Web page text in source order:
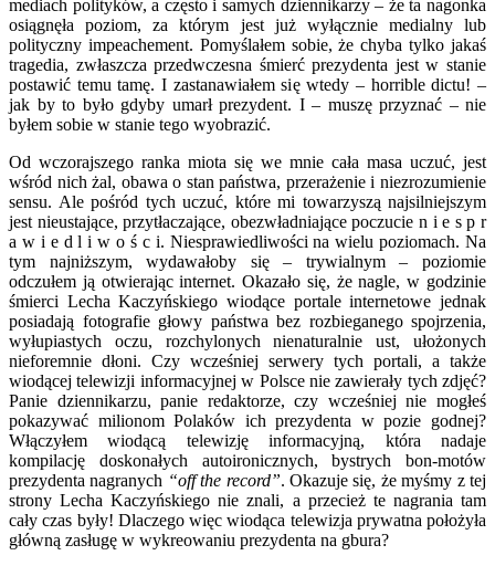
mediach polityków, a często i samych dziennikarzy – że ta nagonka
osiągnęła poziom, za którym jest już wyłącznie medialny lub
polityczny impeachement. Pomyślałem sobie, że chyba tylko jakaś
tragedia, zwłaszcza przedwczesna śmierć prezydenta jest w stanie
postawić temu tamę. I zastanawiałem się wtedy – horrible dictu! –
jak by to było gdyby umarł prezydent. I – muszę przyznać – nie
byłem sobie w stanie tego wyobrazić.
Od wczorajszego ranka miota się we mnie cała masa uczuć, jest
wśród nich żal, obawa o stan państwa, przerażenie i niezrozumienie
sensu. Ale pośród tych uczuć, które mi towarzyszą najsilniejszym
jest nieustające, przytłaczające, obezwładniające poczucie n i e s p r
a w i e d l i w o ś c i. Niesprawiedliwości na wielu poziomach. Na
tym najniższym, wydawałoby się – trywialnym – poziomie
odczułem ją otwierając internet. Okazało się, że nagle, w godzinie
śmierci Lecha Kaczyńskiego wiodące portale internetowe jednak
posiadają fotografie głowy państwa bez rozbieganego spojrzenia,
wyłupiastych oczu, rozchylonych nienaturalnie ust, ułożonych
nieforemnie dłoni. Czy wcześniej serwery tych portali, a także
wiodącej telewizji informacyjnej w Polsce nie zawierały tych zdjęć?
Panie dziennikarzu, panie redaktorze, czy wcześniej nie mogłeś
pokazywać milionom Polaków ich prezydenta w pozie godnej?
Włączyłem wiodącą telewizję informacyjną, która nadaje
kompilację doskonałych autoironicznych, bystrych bon-motów
prezydenta nagranych “off the record”. Okazuje się, że myśmy z tej
strony Lecha Kaczyńskiego nie znali, a przecież te nagrania tam
cały czas były! Dlaczego więc wiodąca telewizja prywatna położyła
główną zasługę w wykreowaniu prezydenta na gbura?